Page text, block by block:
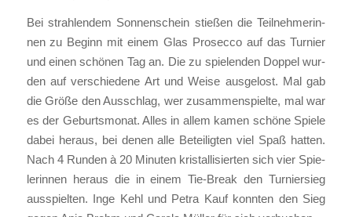
Bei strah­len­dem Son­nen­schein stie­ßen die Teil­neh­me­rin­
nen zu Beginn mit einem Glas Pro­sec­co auf das Tur­nier
und einen schö­nen Tag an. Die zu spie­len­den Dop­pel wur­
den auf ver­schie­de­ne Art und Wei­se aus­ge­lost. Mal gab
die Grö­ße den Aus­schlag, wer zusam­men­spiel­te, mal war
es der Geburts­mo­nat. Alles in allem kamen schö­ne Spie­le
dabei her­aus, bei denen alle Betei­lig­ten viel Spaß hat­ten.
Nach 4 Run­den à 20 Minu­ten kris­tal­li­sier­ten sich vier Spie­
le­rin­nen her­aus die in einem Tie-Break den Tur­nier­sieg
aus­spiel­ten. Inge Kehl und Petra Kauf konn­ten den Sieg